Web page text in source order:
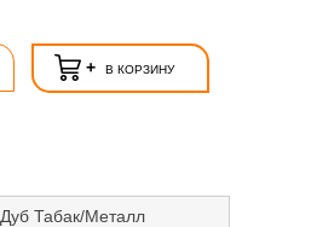
+ В КОРЗИНУ
Дуб Табак/Металл